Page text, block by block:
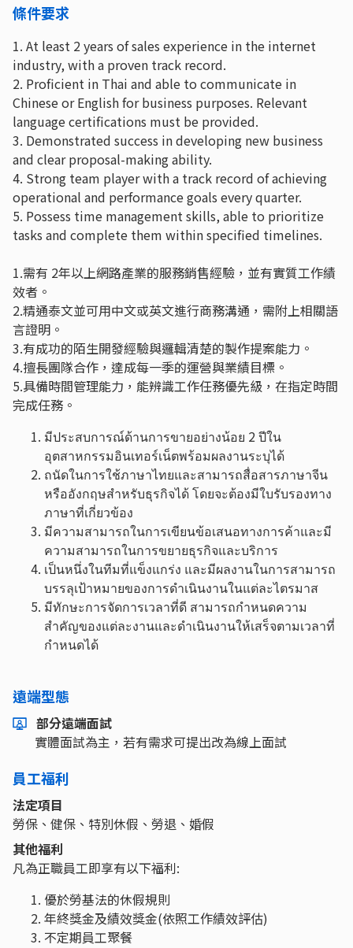
條件要求
1. At least 2 years of sales experience in the internet
industry, with a proven track record.
2. Proficient in Thai and able to communicate in
Chinese or English for business purposes. Relevant
language certifications must be provided.
3. Demonstrated success in developing new business
and clear proposal-making ability.
4. Strong team player with a track record of achieving
operational and performance goals every quarter.
5. Possess time management skills, able to prioritize
tasks and complete them within specified timelines.
1.需有 2年以上網路產業的服務銷售經驗，並有實質工作績
效者。
2.精通泰文並可用中文或英文進行商務溝通，需附上相關語
言證明。
3.有成功的陌生開發經驗與邏輯清楚的製作提案能力。
4.擅長團隊合作，達成每一季的運營與業績目標。
5.具備時間管理能力，能辨識工作任務優先級，在指定時間
完成任務。
มีประสบการณ์ด้านการขายอย่างน้อย 2 ปีใน
อุตสาหกรรมอินเทอร์เน็ตพร้อมผลงานระบุได้
ถนัดในการใช้ภาษาไทยและสามารถสื่อสารภาษาจีน
หรืออังกฤษสำหรับธุรกิจได้ โดยจะต้องมีใบรับรองทาง
ภาษาที่เกี่ยวข้อง
มีความสามารถในการเขียนข้อเสนอทางการค้าและมี
ความสามารถในการขยายธุรกิจและบริการ
เป็นหนึ่งในทีมที่แข็งแกร่ง และมีผลงานในการสามารถ
บรรลุเป้าหมายของการดำเนินงานในแต่ละไตรมาส
มีทักษะการจัดการเวลาที่ดี สามารถกำหนดความ
สำคัญของแต่ละงานและดำเนินงานให้เสร็จตามเวลาที่
กำหนดได้
遠端型態
部分遠端面試
實體面試為主，若有需求可提出改為線上面試
員工福利
法定項目
勞保、健保、特別休假、勞退、婚假
其他福利
凡為正職員工即享有以下福利:
優於勞基法的休假規則
年終獎金及績效獎金(依照工作績效評估)
不定期員工聚餐